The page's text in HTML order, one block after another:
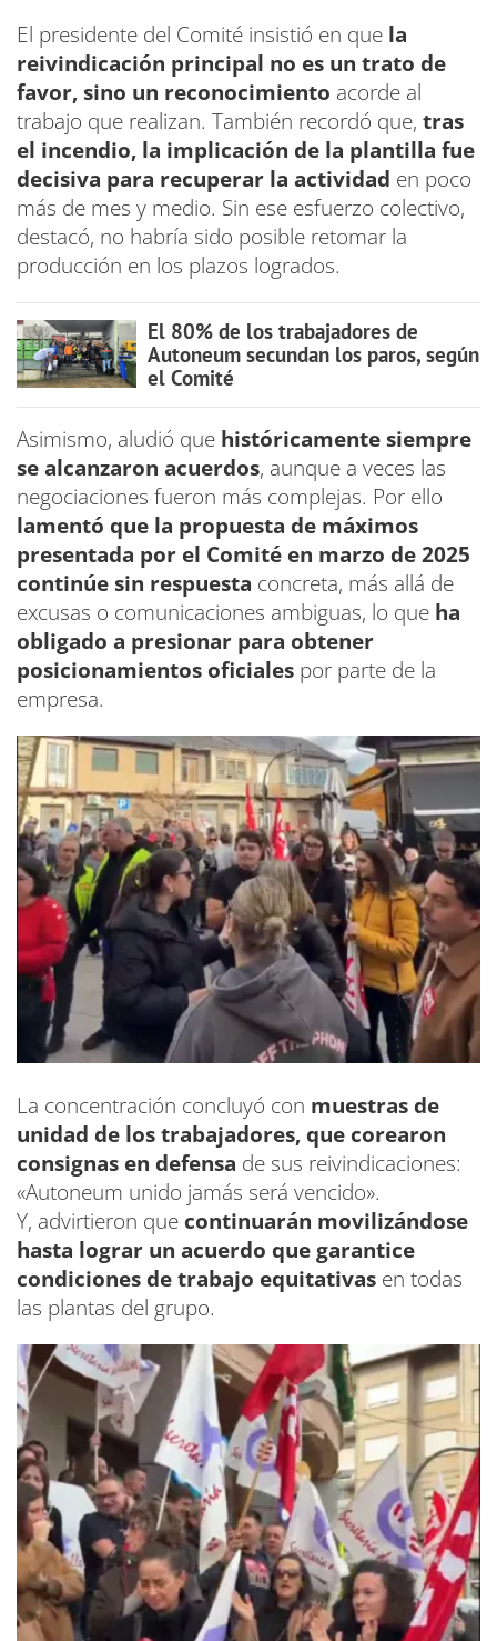
El presidente del Comité insistió en que la
reivindicación principal no es un trato de
favor, sino un reconocimiento acorde al
trabajo que realizan. También recordó que, tras
el incendio, la implicación de la plantilla fue
decisiva para recuperar la actividad en poco
más de mes y medio. Sin ese esfuerzo colectivo,
destacó, no habría sido posible retomar la
producción en los plazos logrados.
El 80% de los trabajadores de
Autoneum secundan los paros, según
el Comité
Asimismo, aludió que históricamente siempre
se alcanzaron acuerdos, aunque a veces las
negociaciones fueron más complejas. Por ello
lamentó que la propuesta de máximos
presentada por el Comité en marzo de 2025
continúe sin respuesta concreta, más allá de
excusas o comunicaciones ambiguas, lo que ha
obligado a presionar para obtener
posicionamientos oficiales por parte de la
empresa.
La concentración concluyó con muestras de
unidad de los trabajadores, que corearon
consignas en defensa de sus reivindicaciones:
«Autoneum unido jamás será vencido».
Y, advirtieron que continuarán movilizándose
hasta lograr un acuerdo que garantice
condiciones de trabajo equitativas en todas
las plantas del grupo.